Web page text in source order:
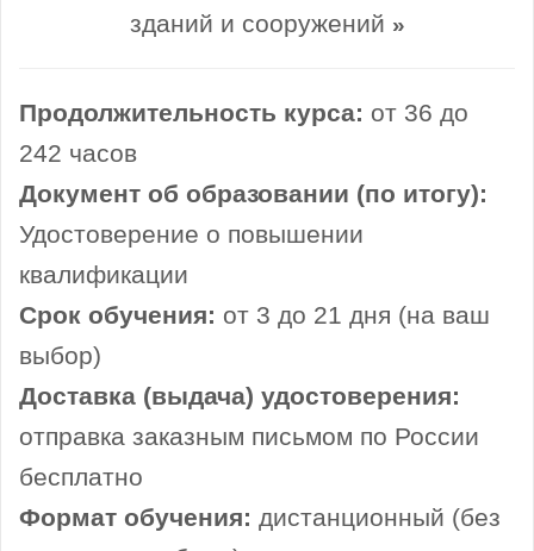
зданий и сооружений »
Продолжительность курса: от 36 до
242 часов
Документ об образовании (по итогу):
Удостоверение о повышении
квалификации
Срок обучения: от 3 до 21 дня (на ваш
выбор)
Доставка (выдача) удостоверения:
отправка заказным письмом по России
бесплатно
Формат обучения: дистанционный (без